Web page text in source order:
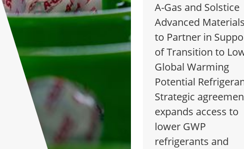
A-Gas and Solstice
Advanced Materials
to Partner in
of Transition to
Global Warming
Potential
Strategic
expands access to
lower GWP
refrigerants and